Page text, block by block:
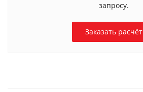
запросу.
Заказать расчёт